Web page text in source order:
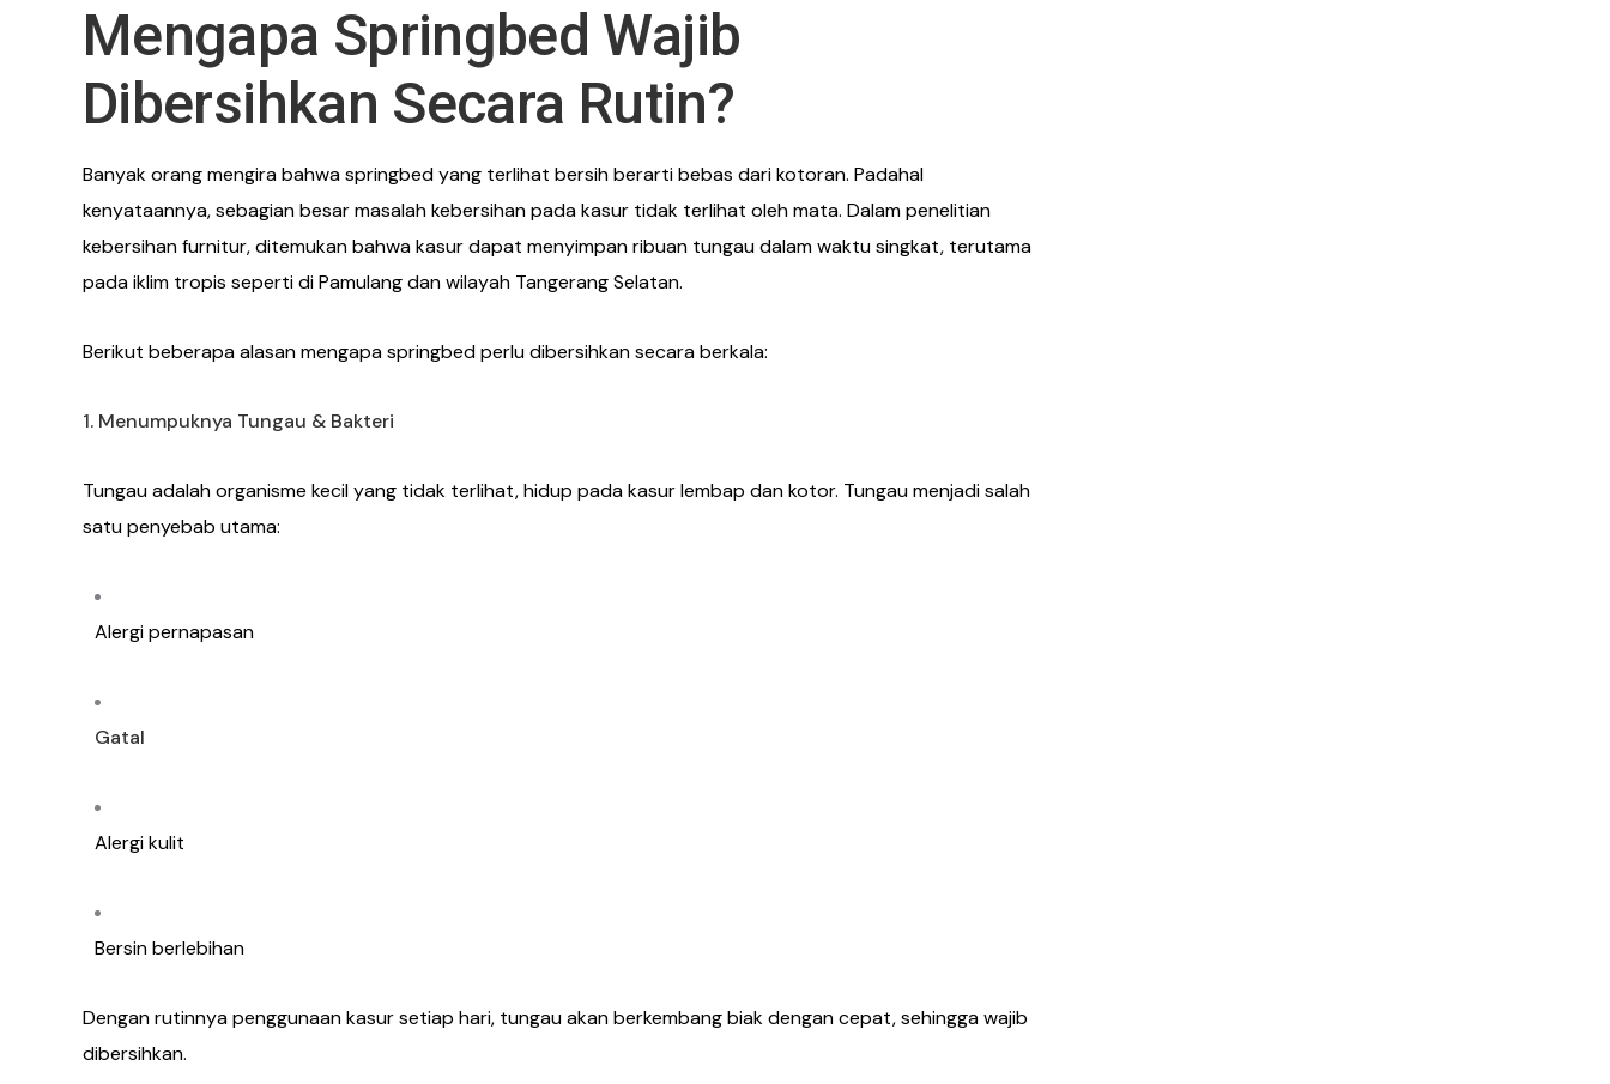
Mengapa Springbed Wajib
Dibersihkan Secara Rutin?
Banyak orang mengira bahwa springbed yang terlihat bersih berarti bebas dari kotoran. Padahal
kenyataannya, sebagian besar masalah kebersihan pada kasur tidak terlihat oleh mata. Dalam penelitian
kebersihan furnitur, ditemukan bahwa kasur dapat menyimpan ribuan tungau dalam waktu singkat, terutama
pada iklim tropis seperti di Pamulang dan wilayah Tangerang Selatan.
Berikut beberapa alasan mengapa springbed perlu dibersihkan secara berkala:
1. Menumpuknya Tungau & Bakteri
Tungau adalah organisme kecil yang tidak terlihat, hidup pada kasur lembap dan kotor. Tungau menjadi salah
satu penyebab utama:
Alergi pernapasan
Gatal
Alergi kulit
Bersin berlebihan
Dengan rutinnya penggunaan kasur setiap hari, tungau akan berkembang biak dengan cepat, sehingga wajib
dibersihkan.